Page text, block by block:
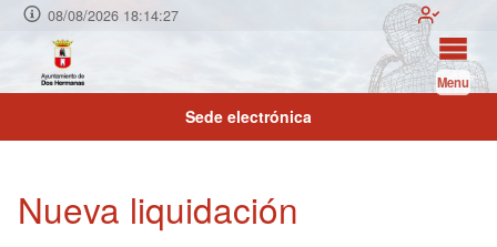
08/08/2026 18:14:28
Menu
Sede electrónica
Nueva liquidación